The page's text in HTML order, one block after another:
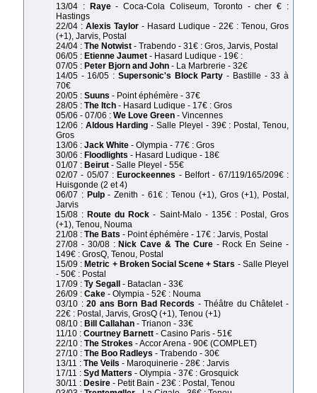
13/04 : Raye- Coca-Cola Coliseum, Toronto - cher € :
Hastings
22/04 : Alexis Taylor - Hasard Ludique - 22€ : Tenou, Gros
(+1), Jarvis, Postal
24/04 : The Notwist - Trabendo - 31€ : Gros, Jarvis, Postal
06/05 : Etienne Jaumet - Hasard Ludique - 19€ :
07/05 : Peter Bjorn and John - La Marbrerie - 32€
14/05 - 16/05 : Supersonic's Block Party - Bastille - 33 à
70€
20/05 : Suuns - Point éphémère - 37€
28/05 : The Itch - Hasard Ludique - 17€ : Gros
05/06 - 07/06 : We Love Green - Vincennes
12/06 : Aldous Harding - Salle Pleyel - 39€ : Postal, Tenou,
Gros
13/06 : Jack White - Olympia - 77€ : Gros
30/06 : Floodlights - Hasard Ludique - 18€
01/07 : Beirut - Salle Pleyel - 55€
02/07 - 05/07 :Eurockeennes - Belfort - 67/119/165/209€ :
Huisgonde (2 et 4)
06/07 : Pulp- Zenith - 61€ : Tenou (+1), Gros (+1), Postal,
Jarvis
15/08 :Route du Rock - Saint-Malo - 135€ : Postal, Gros
(+1), Tenou, Nouma
21/08 : The Bats - Point éphémère - 17€ : Jarvis, Postal
27/08 - 30/08 :Nick Cave & The Cure- Rock En Seine -
149€ : GrosQ, Tenou, Postal
15/09 :Metric + Broken Social Scene + Stars - Salle Pleyel
- 50€ : Postal
17/09 : Ty Segall - Bataclan - 33€
26/09 : Cake - Olympia - 52€ : Nouma
03/10 :20 ans Born Bad Records - Théâtre du Châtelet -
22€ : Postal, Jarvis, GrosQ (+1), Tenou (+1)
08/10 : Bill Callahan - Trianon - 33€
11/10 : Courtney Barnett - Casino Paris - 51€
22/10 : The Strokes - Accor Arena - 90€ (COMPLET)
27/10 : The Boo Radleys - Trabendo - 30€
13/11 : The Veils - Maroquinerie - 28€ : Jarvis
17/11 : Syd Matters - Olympia - 37€ : Grosquick
30/11 : Desire - Petit Bain - 23€ : Postal, Tenou